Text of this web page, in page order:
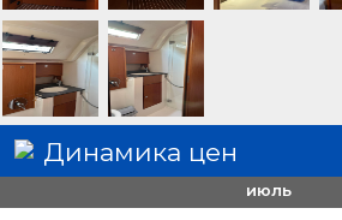
Динамика цен
июль